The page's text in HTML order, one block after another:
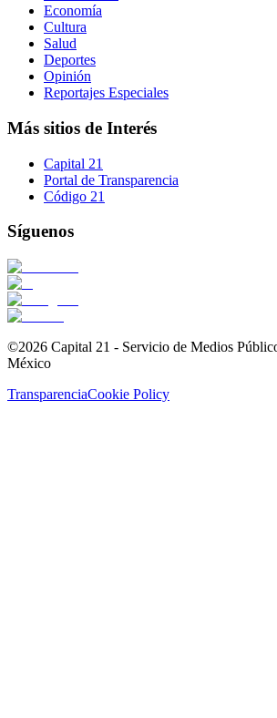
Economía
Cultura
Salud
Deportes
Opinión
Reportajes Especiales
Más sitios de Interés
Capital 21
Portal de Transparencia
Código 21
Síguenos
©2026 Capital 21 - Servicio de Medios
México
TransparenciaCookie Policy